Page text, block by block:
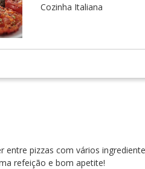
Cozinha Italiana
entre pizzas com vários
refeição e bom apetite!